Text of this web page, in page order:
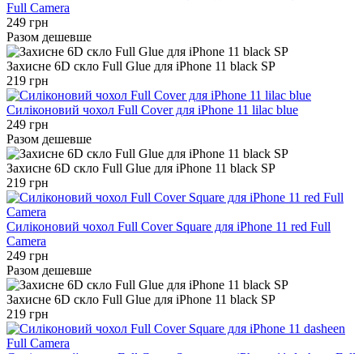
Full Camera
249 грн
Разом дешевше
Захисне 6D скло Full Glue для iPhone 11 black SP
219 грн
Силіконовий чохол Full Cover для iPhone 11 lilac blue
249 грн
Разом дешевше
Захисне 6D скло Full Glue для iPhone 11 black SP
219 грн
Силіконовий чохол Full Cover Square для iPhone 11 red Full
Camera
249 грн
Разом дешевше
Захисне 6D скло Full Glue для iPhone 11 black SP
219 грн